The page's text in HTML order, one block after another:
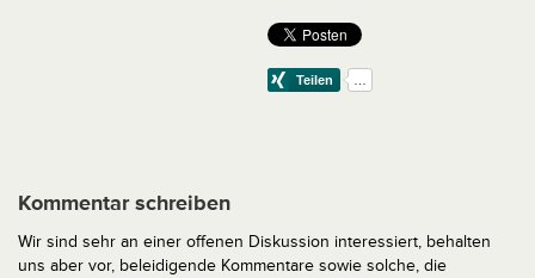
Kommentar schreiben
Wir sind sehr an einer offenen Diskussion interessiert, behalten
uns aber vor, beleidigende Kommentare sowie solche, die